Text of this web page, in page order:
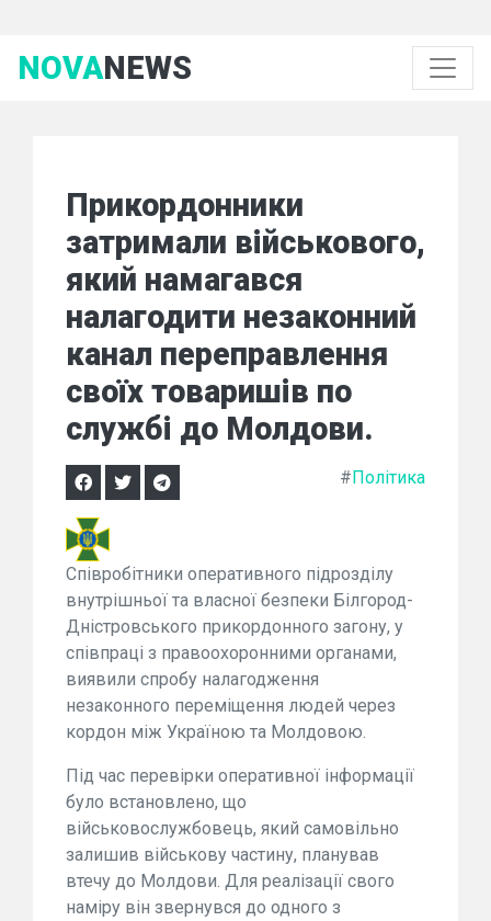
NOVANEWS
Прикордонники
затримали військового,
який намагався
налагодити незаконний
канал переправлення
своїх товаришів по
службі до Молдови.
#Політика
Співробітники оперативного підрозділу
внутрішньої та власної безпеки Білгород-
Дністровського прикордонного загону, у
співпраці з правоохоронними органами,
виявили спробу налагодження
незаконного переміщення людей через
кордон між Україною та Молдовою.
Під час перевірки оперативної інформації
було встановлено, що
військовослужбовець, який самовільно
залишив військову частину, планував
втечу до Молдови. Для реалізації свого
наміру він звернувся до одного з